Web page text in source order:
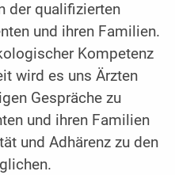
der qualifizierten
und ihren Familien.
Kompetenz
wird es uns Ärzten
Gespräche zu
und ihren Familien
und Adhärenz zu den